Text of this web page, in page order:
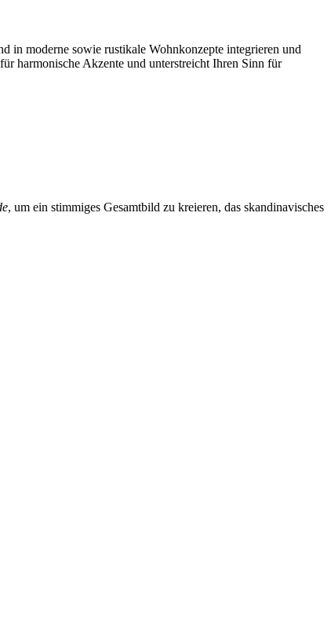
in moderne sowie rustikale Wohnkonzepte integrieren und
harmonische Akzente und unterstreicht Ihren Sinn für
, um ein stimmiges Gesamtbild zu kreieren, das skandinavisches